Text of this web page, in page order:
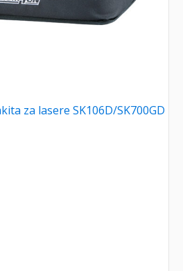
za lasere SK106D/SK700GD